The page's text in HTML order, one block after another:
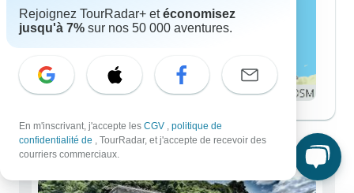
Mexique : des circuits pour tous
Rejoignez TourRadar+ etéconomisez
jusqu'à 7% sur nos 50 000 aventures.
En m'inscrivant, j'accepte les CGV , politique de
confidentialité de , TourRadar, et j'accepte de recevoir des
courriers commerciaux.